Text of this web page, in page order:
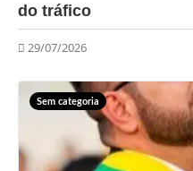
do tráfico
29/07/2026
Sem categoria